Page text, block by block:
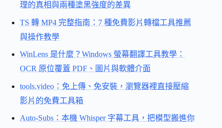
理的真相與兩種塗黑強度的差異
TS 轉 MP4 完整指南：7 種免費影片轉檔工具推薦
與操作教學
WinLens 是什麼？Windows 螢幕翻譯工具教學：
OCR 原位覆蓋 PDF、圖片與軟體介面
tools.video：免上傳、免安裝，瀏覽器裡直接壓縮
影片的免費工具箱
Auto-Subs：本機 Whisper 字幕工具，把模型搬進你